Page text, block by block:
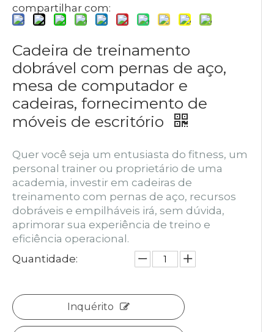
compartilhar com:
Cadeira de treinamento
dobrável com pernas de aço,
mesa de computador e
cadeiras, fornecimento de
móveis de escritório
Quer você seja um entusiasta do fitness, um
personal trainer ou proprietário de uma
academia, investir em cadeiras de
treinamento com pernas de aço, recursos
dobráveis ​​e empilháveis ​​irá, sem dúvida,
aprimorar sua experiência de treino e
eficiência operacional.
Quantidade:
Inquérito